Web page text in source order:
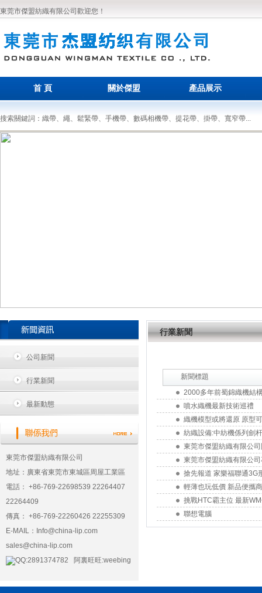
東莞市傑盟紡織有限公司歡迎您！
首 頁 關於傑盟 產品展示
搜索關鍵詞：織帶、繩、鬆緊帶、手機帶、數碼相機帶、提花帶、掛帶、寬窄帶...
公司新聞
行業新聞
最新動態
東莞市傑盟紡織有限公司
地址：廣東省東莞市東城區周屋工業區
電話： +86-769-22698539 22264407
22264409
傳真： +86-769-22260426 22255309
E-MAIL： Info@china-lip.com
sales@china-lip.com
QQ:2891374782 阿裏旺旺:weebing
行業新聞
新聞標題
2000多年前蜀錦織機結
噴水織機最新技術巡禮
織機模型或將還原 原型
紡織設備:中紡機係列劍
東莞市傑盟紡織有限公
東莞市傑盟紡織有限公
搶先報道 家樂福聯通3G
輕薄也玩低價 新品便攜
挑戰HTC霸主位 最新
聯想電腦